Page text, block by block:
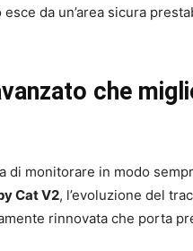
da un’area sicura
che
monitorare in modo
Cat V2, l’evoluzione del
rinnovata che porta